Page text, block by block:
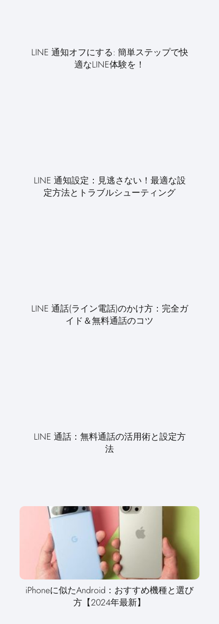
LINE 通知オフにする: 簡単ステップで快
適なLINE体験を！
LINE 通知設定：見逃さない！最適な設
定方法とトラブルシューティング
LINE 通話(ライン電話)のかけ方：完全ガ
イド＆無料通話のコツ
LINE 通話：無料通話の活用術と設定方
法
iPhoneに似たAndroid：おすすめ機種と選び
方【2024年最新】